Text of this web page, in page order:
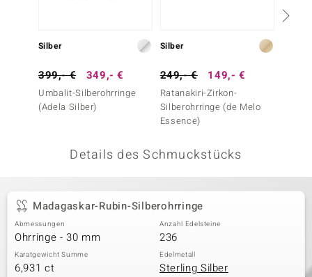
BY DE MELO
Classics
Silber
399,- € 349,- €
Umbalit-Silberohrringe
(Adela Silber)
Silber
249,- € 149,- €
Ratanakiri-Zirkon-
Silberohrringe (de Melo
Essence)
Details des Schmuckstücks
Madagaskar-Rubin-Silberohrringe
Abmessungen
Ohrringe - 30 mm
Anzahl Edelsteine
236
Karatgewicht Summe
6,931 ct
Edelmetall
Sterling Silber